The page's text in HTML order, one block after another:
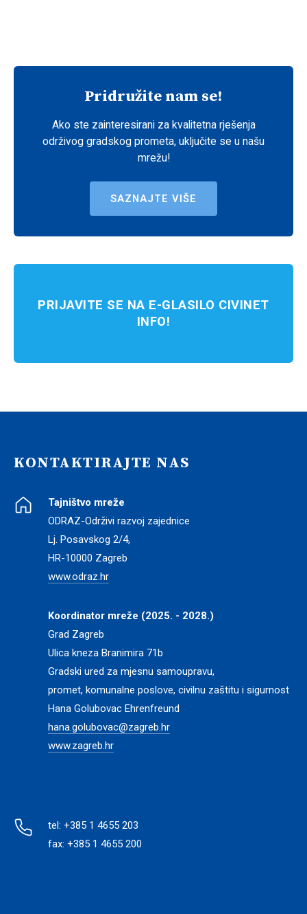
Pridružite nam se!
Ako ste zainteresirani za kvalitetna rješenja
održivog gradskog prometa, uključite se u našu
mrežu!
SAZNAJTE VIŠE
PRIJAVITE SE NA E-GLASILO CIVINET
INFO!
KONTAKTIRAJTE NAS
Tajništvo mreže
ODRAZ-Održivi razvoj zajednice
Lj. Posavskog 2/4,
HR-10000 Zagreb
www.odraz.hr
Koordinator mreže (2025. - 2028.)
Grad Zagreb
Ulica kneza Branimira 71b
Gradski ured za mjesnu samoupravu,
promet, komunalne poslove, civilnu zaštitu i sigurnost
Hana Golubovac Ehrenfreund
hana.golubovac@zagreb.hr
www.zagreb.hr
tel: +385 1 4655 203
fax: +385 1 4655 200